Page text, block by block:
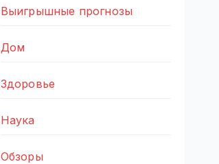
Выигрышные прогнозы
Дом
Здоровье
Наука
Обзоры